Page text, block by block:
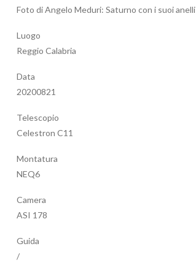
Foto di Angelo Meduri: Saturno con i suoi anelli
Luogo
Reggio Calabria
Data
20200821
Telescopio
Celestron C11
Montatura
NEQ6
Camera
ASI 178
Guida
/